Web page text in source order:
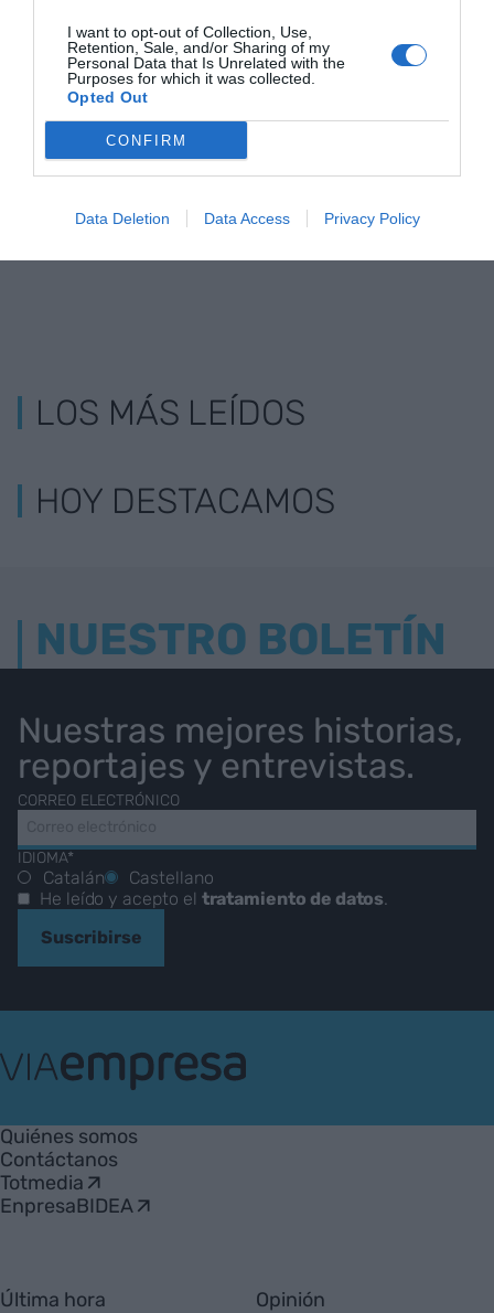
I want to opt-out of Collection, Use,
Retention, Sale, and/or Sharing of my
Personal Data that Is Unrelated with the
Purposes for which it was collected.
Opted Out
CONFIRM
Data Deletion Data Access Privacy Policy
Barcelona habilita
226 puntos de
recogida de árboles
de Navidad en los
10 distritos de la
ciudad
Las casas rurales catalanas
cierran las vacaciones de
Navidad con casi un máximo de
ocupación
LOS MÁS LEÍDOS
HOY DESTACAMOS
NUESTRO BOLETÍN
Nuestras mejores historias,
reportajes y entrevistas.
CORREO ELECTRÓNICO
IDIOMA*
Catalán
Castellano
He leído y acepto el tratamiento de datos
Suscribirse
Empresa
Quiénes somos
Contáctanos
Totmedia
EnpresaBIDEA
Última hora Opinión